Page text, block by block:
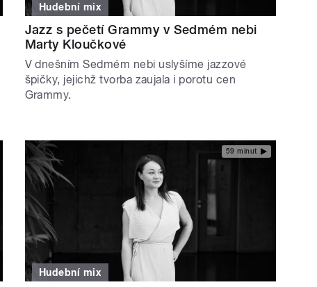
Hudební mix
Jazz s pečetí Grammy v Sedmém nebi
Marty Kloučkové
V dnešním Sedmém nebi uslyšíme jazzové
špičky, jejichž tvorba zaujala i porotu cen
Grammy.
59 minut
Hudební mix